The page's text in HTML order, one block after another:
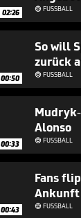
02:26 FUSSBALL
00:50
So will
zurück
FUSSBALL
00:33
Alonso
FUSSBALL
00:43
Fans
Ankunft
FUSSBALL